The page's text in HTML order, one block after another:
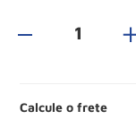
Calcule o frete